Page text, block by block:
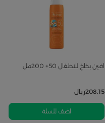
افين بخاخ للاطفال 50+ 200مل
208.15ريال
اضف للسلة